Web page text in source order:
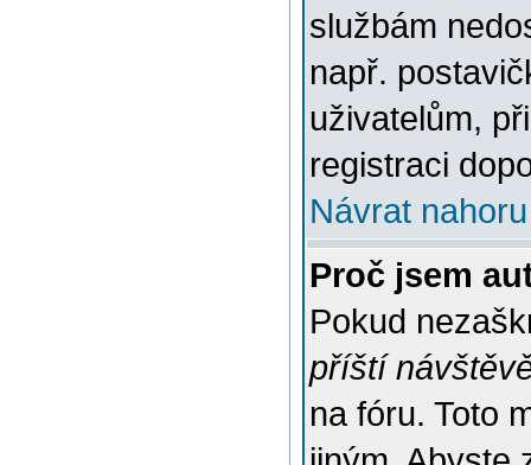
službám
např.
uživatelům,
registraci
Návrat nahoru
Proč jsem
Pokud
příští
na fóru. Toto